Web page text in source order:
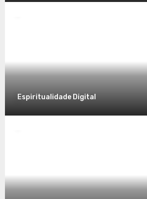
Espiritualidade Digital